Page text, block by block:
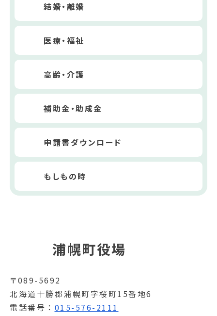
結婚・離婚
医療・福祉
高齢・介護
補助金・助成金
申請書ダウンロード
もしもの時
浦幌町役場
〒089-5692
北海道十勝郡浦幌町字桜町15番地6
電話番号
015-576-2111